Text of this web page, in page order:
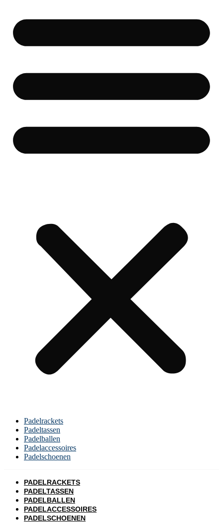
Padelrackets
Padeltassen
Padelballen
Padelaccessoires
Padelschoenen
PADELRACKETS
PADELTASSEN
PADELBALLEN
PADELACCESSOIRES
PADELSCHOENEN